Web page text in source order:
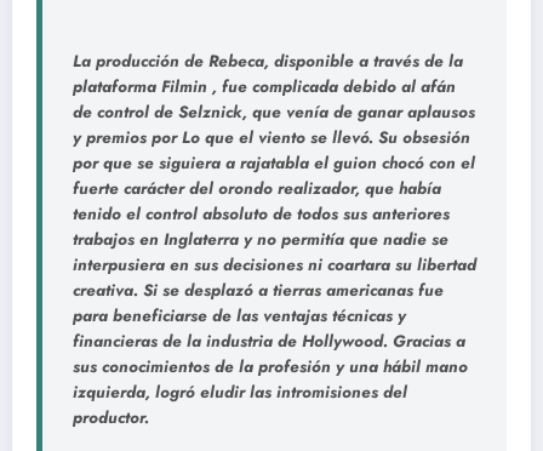
La producción de Rebeca, disponible a través de la
plataforma Filmin , fue complicada debido al afán
de control de Selznick, que venía de ganar aplausos
y premios por Lo que el viento se llevó. Su obsesión
por que se siguiera a rajatabla el guion chocó con el
fuerte carácter del orondo realizador, que había
tenido el control absoluto de todos sus anteriores
trabajos en Inglaterra y no permitía que nadie se
interpusiera en sus decisiones ni coartara su libertad
creativa. Si se desplazó a tierras americanas fue
para beneficiarse de las ventajas técnicas y
financieras de la industria de Hollywood. Gracias a
sus conocimientos de la profesión y una hábil mano
izquierda, logró eludir las intromisiones del
productor.